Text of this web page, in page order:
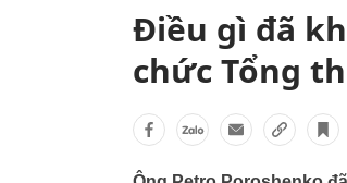
Điều gì đã
chức Tổng